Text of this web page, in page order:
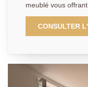
meublé vous
une belle pièce de
ouverte aménagée
salle d'eau et WC
CONSULTER